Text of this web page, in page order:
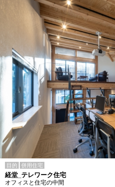
目的 併用住宅
経堂_テレワーク住宅
オフィスと住宅の中間